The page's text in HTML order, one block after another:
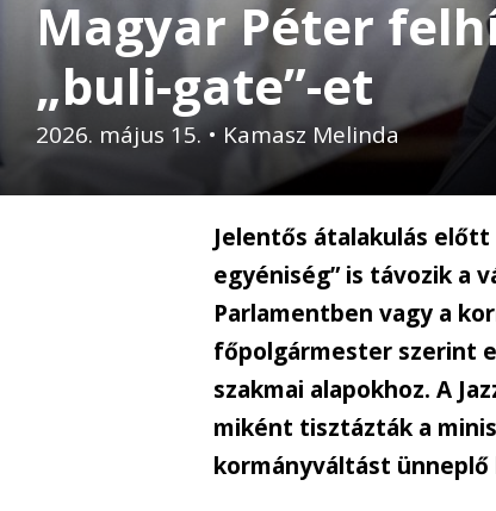
Magyar Péter
„buli-gate”-et
2026. május 15. • Kamasz Melinda
Jelentős átalakulás
egyéniség” is távozik a
Parlamentben vagy a
főpolgármester szerint
szakmai alapokhoz. A
miként tisztázták a
kormányváltást ünneplő